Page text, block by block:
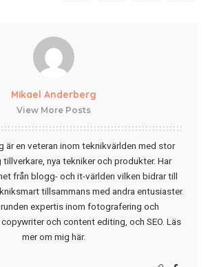
Mikael Anderberg
View More Posts
är en veteran inom teknikvärlden med stor
nya tekniker och produkter. Har
från blogg- och it-världen vilken bidrar till
tillsammans med andra entusiaster.
expertis inom fotografering och
och content editing, och SEO. Läs
mer om mig här.